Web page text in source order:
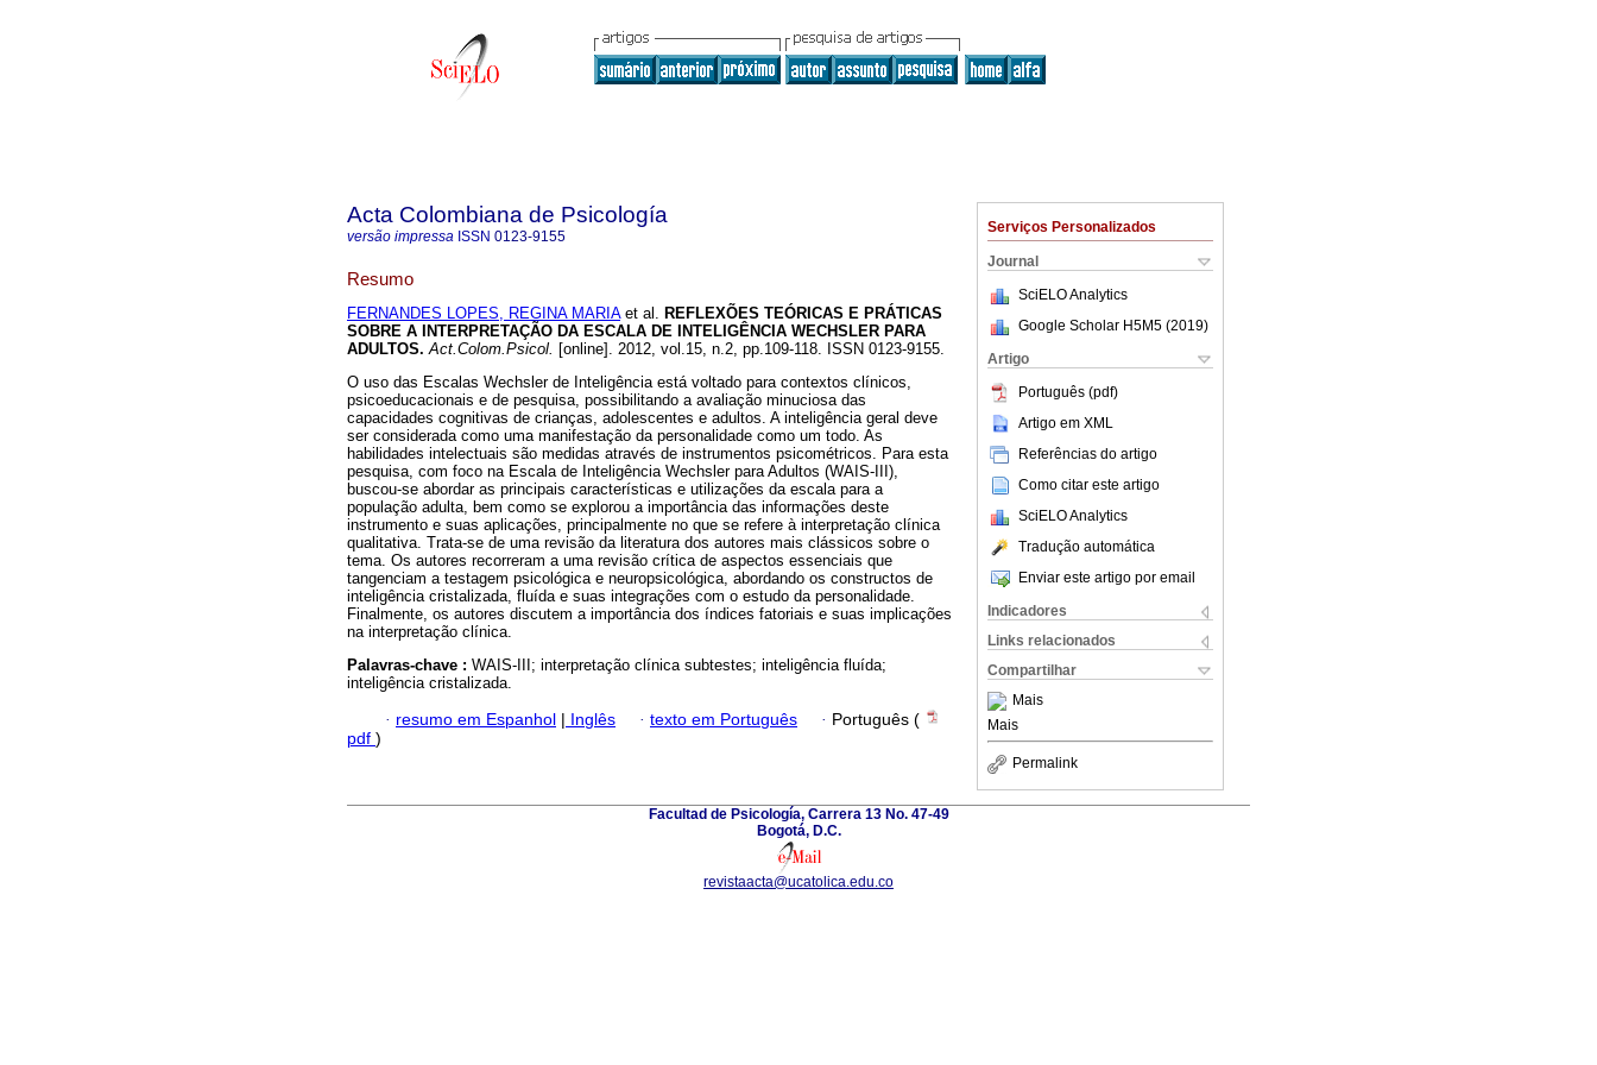
Serviços Personalizados
Journal
SciELO Analytics
Google Scholar H5M5 (2019)
Artigo
Português (pdf)
Artigo em XML
Referências do artigo
Como citar este artigo
SciELO Analytics
Tradução automática
Enviar este artigo por email
Indicadores
Links relacionados
Compartilhar
Mais
Mais
Permalink
Acta Colombiana de Psicología
versão impressa ISSN 0123-9155
Resumo
FERNANDES LOPES, REGINA MARIAet al. REFLEXÕES TEÓRICAS E PRÁTICAS
SOBRE A INTERPRETAÇÃO DA ESCALA DE INTELIGÊNCIA WECHSLER PARA
ADULTOS. Act.Colom.Psicol. [online]. 2012, vol.15, n.2, pp.109-118. ISSN 0123-9155.
O uso das Escalas Wechsler de Inteligência está voltado para contextos clínicos,
psicoeducacionais e de pesquisa, possibilitando a avaliação minuciosa das
capacidades cognitivas de crianças, adolescentes e adultos. A inteligência geral deve
ser considerada como uma manifestação da personalidade como um todo. As
habilidades intelectuais são medidas através de instrumentos psicométricos. Para esta
pesquisa, com foco na Escala de Inteligência Wechsler para Adultos (WAIS-III),
buscou-se abordar as principais características e utilizações da escala para a
população adulta, bem como se explorou a importância das informações deste
instrumento e suas aplicações, principalmente no que se refere à interpretação clínica
qualitativa. Trata-se de uma revisão da literatura dos autores mais clássicos sobre o
tema. Os autores recorreram a uma revisão crítica de aspectos essenciais que
tangenciam a testagem psicológica e neuropsicológica, abordando os constructos de
inteligência cristalizada, fluída e suas integrações com o estudo da personalidade.
Finalmente, os autores discutem a importância dos índices fatoriais e suas implicações
na interpretação clínica.
Palavras-chave : WAIS-III; interpretação clínica subtestes; inteligência fluída;
inteligência cristalizada.
· resumo em Espanhol | Inglês · texto em Português · Português (
pdf )
Facultad de Psicología, Carrera 13 No. 47-49
Bogotá, D.C.
revistaacta@ucatolica.edu.co